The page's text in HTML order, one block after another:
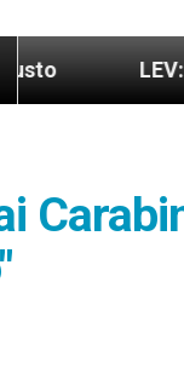
LEV: “Papa